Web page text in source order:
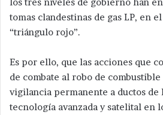
tomas clandestinas de gas LP, en
“triángulo rojo”.
Es por ello, que las acciones que
de combate al robo de
vigilancia permanente a ductos de
tecnología avanzada y satelital en